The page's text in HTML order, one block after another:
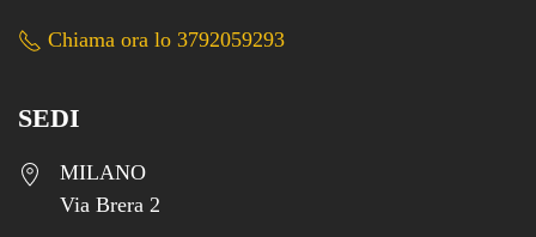
Chiama ora lo 3792059293
SEDI
MILANO
Via Brera 2